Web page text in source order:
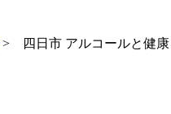
> 四日市 アルコールと健康